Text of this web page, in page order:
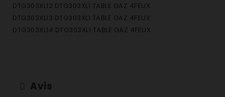
DTG303XL12 DTG303XL1 TABLE GAZ 4FEUX
DTG303XL13 DTG303XL1 TABLE GAZ 4FEUX
DTG303XL14 DTG303XL1 TABLE GAZ 4FEUX
DTG315BL14 DTG315BL1 TABLE MIXTE VERRE
Avis